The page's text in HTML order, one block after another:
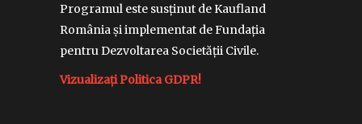
Programul este susținut de Kaufland
România și implementat de Fundația
pentru Dezvoltarea Societății Civile.
Vizualizați Politica GDPR!